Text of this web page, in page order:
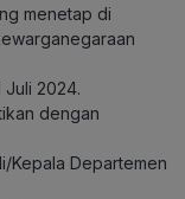
menetap di
Juli 2024.
dengan
Kepala Departemen